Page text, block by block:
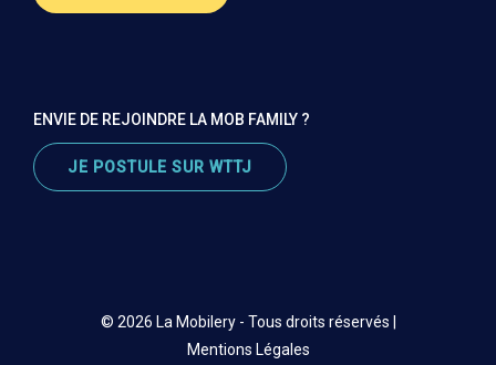
ENVIE DE REJOINDRE LA MOB FAMILY ?
JE POSTULE SUR WTTJ
© 2026 La Mobilery - Tous droits réservés |
Mentions Légales